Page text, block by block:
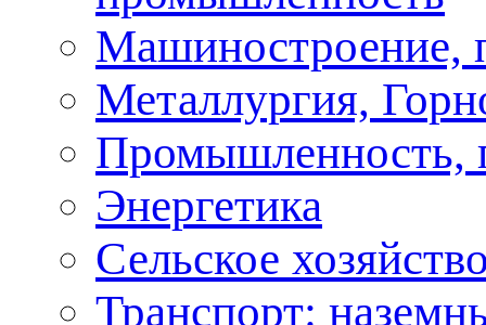
Машиностроение,
Металлургия,
Промышленность,
Энергетика
Сельское
Транспорт: